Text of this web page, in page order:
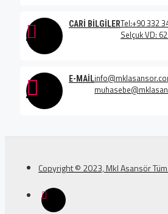
CARI BILGILERTel:+90 332
Selçuk VD:
E-MAIL
Copyright © 2023, Mkl Asansör Tüm